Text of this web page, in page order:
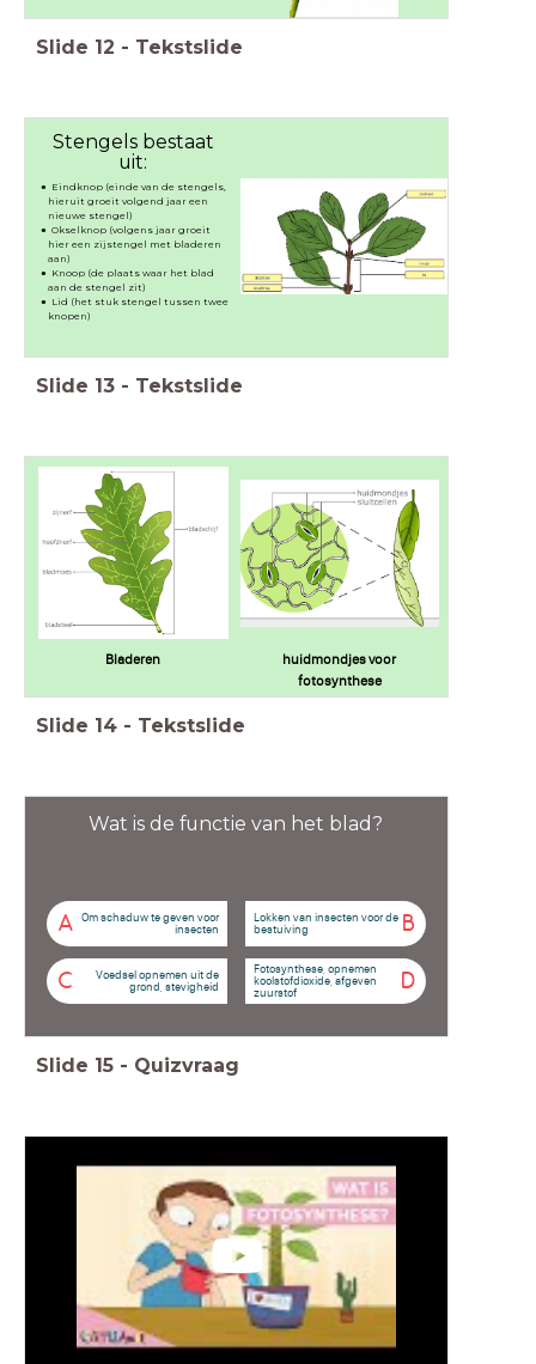
Slide 12 - Tekstslide
Stengels bestaat
uit:
Eindknop (einde van de stengels,
hieruit groeit volgend jaar een
nieuwe stengel)
Okselknop (volgens jaar groeit
hier een zijstengel met bladeren
aan)
Knoop (de plaats waar het blad
aan de stengel zit)
Lid (het stuk stengel tussen twee
knopen)
Slide 13 - Tekstslide
Bladeren
huidmondjes voor
fotosynthese
Slide 14 - Tekstslide
Wat is de functie van het blad?
A
Om schaduw te geven voor
insecten
B
Lokken van insecten voor de
bestuiving
C
Voedsel opnemen uit de
grond, stevigheid
D
Fotosynthese, opnemen
koolstofdioxide, afgeven
zuurstof
Slide 15 - Quizvraag